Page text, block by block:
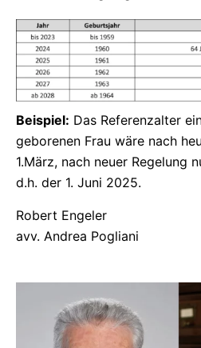
Beispiel: Das Referenzalter
geborenen Frau wäre nach
1.März, nach neuer Regelung
d.h. der 1. Juni 2025.
Robert Engeler
avv. Andrea Pogliani